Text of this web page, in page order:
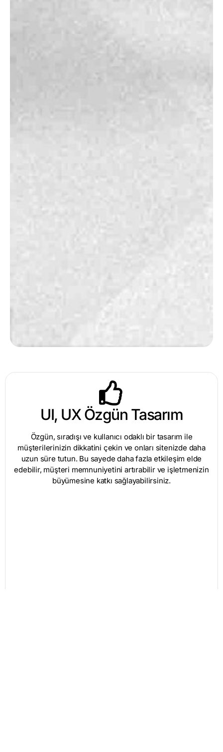
UI, UX Özgün Tasarım
Özgün, sıradışı ve kullanıcı odaklı bir tasarım ile
müşterilerinizin dikkatini çekin ve onları sitenizde daha
uzun süre tutun. Bu sayede daha fazla etkileşim elde
edebilir, müşteri memnuniyetini artırabilir ve işletmenizin
büyümesine katkı sağlayabilirsiniz.